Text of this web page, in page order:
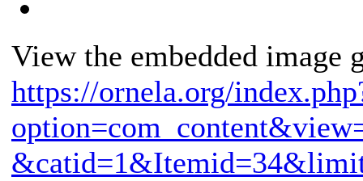
View the embedded image
https://ornela.org/